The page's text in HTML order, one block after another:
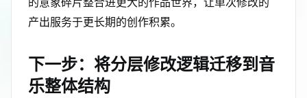
产出服务于更长期的创作积累。
下一步：将分层修改逻辑迁移到音
乐整体结构